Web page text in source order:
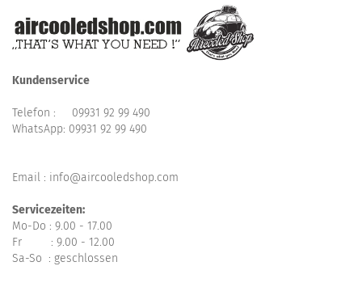
Kundenservice
Telefon : 09931 92 99 490
WhatsApp: 09931 92 99 490
Email : info@aircooledshop.com
Servicezeiten:
Mo-Do : 9.00 - 17.00
Fr : 9.00 - 12.00
Sa-So : geschlossen